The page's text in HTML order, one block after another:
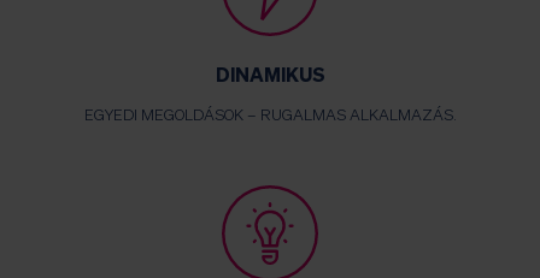
DINAMIKUS
EGYEDI MEGOLDÁSOK – RUGALMAS ALKALMAZÁS.